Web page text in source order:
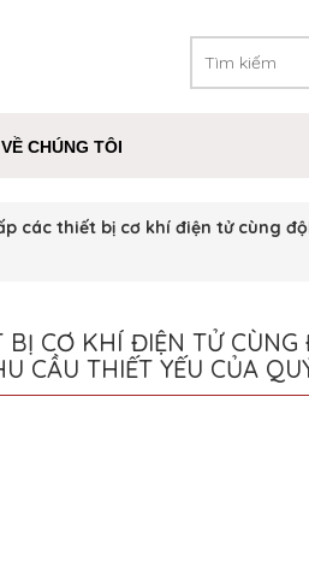
VỀ CHÚNG TÔI
các thiết bị cơ khí điện tử cùng
CƠ KHÍ ĐIỆN TỬ
CẦU THIẾT YẾU CỦA